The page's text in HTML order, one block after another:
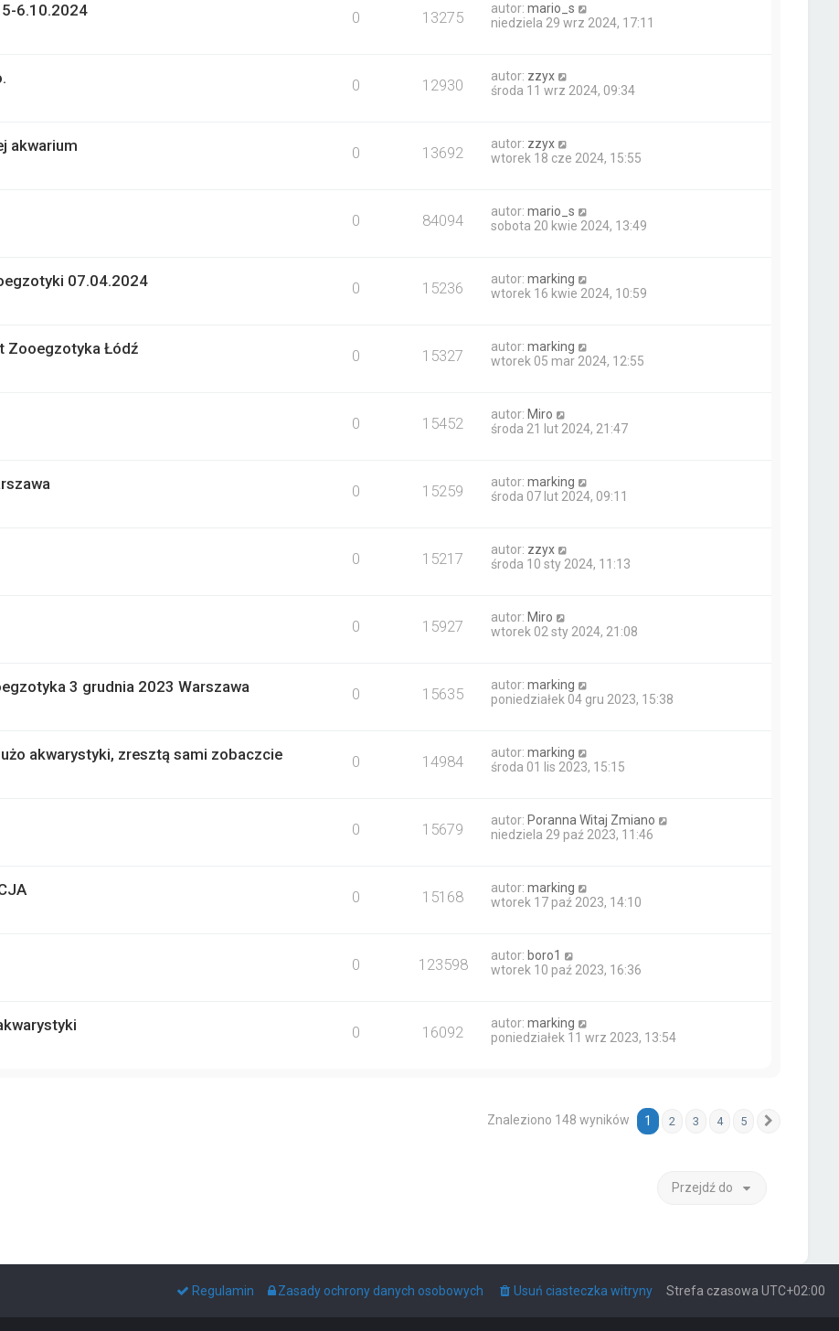
6.10.2024 0 13275 autor:mario_s
niedziela 29 wrz 2024, 17:11
0 12930 autor: zzyx
środa 11 wrz 2024, 09:34
akwarium 0 13692 autor: zzyx
wtorek 18 cze 2024, 15:55
0 84094 autor:mario_s
sobota 20 kwie 2024, 13:49
07.04.2024 0 15236 autor:marking
wtorek 16 kwie 2024, 10:59
Zooegzotyka Łódź 0 15327 autor:marking
wtorek 05 mar 2024, 12:55
0 15452 autor: Miro
środa 21 lut 2024, 21:47
0 15259 autor:marking
środa 07 lut 2024, 09:11
0 15217 autor: zzyx
środa 10 sty 2024, 11:13
0 15927 autor: Miro
wtorek 02 sty 2024, 21:08
3 grudnia 2023 Warszawa 0 15635 autor:marking
poniedziałek 04 gru 2023, 15:38
akwarystyki, zresztą sami zobaczcie 0 14984 autor:marking
środa 01 lis 2023, 15:15
0 15679 autor: Poranna Witaj Zmiano
niedziela 29 paź 2023, 11:46
0 15168 autor:marking
wtorek 17 paź 2023, 14:10
0 123598 autor: boro1
wtorek 10 paź 2023, 16:36
0 16092 autor:marking
poniedziałek 11 wrz 2023, 13:54
Znaleziono 148 wyników 1 2 3 4 5
Przejdź do
Strefa czasowa UTC+02:00
Usuń ciasteczka witryny
Zasady ochrony danych osobowych
Regulamin